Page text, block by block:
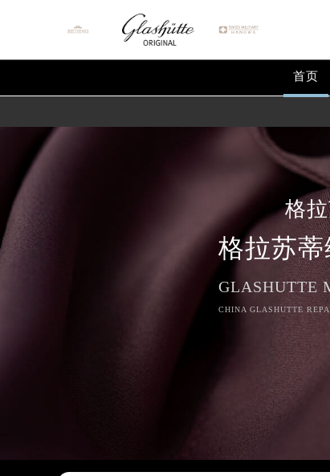
首页
格
格拉苏
GLASHUTTE
CHINA GLASHUTTE
2026年8月格拉苏蒂中国区售
2026年8月格拉苏蒂全国官方